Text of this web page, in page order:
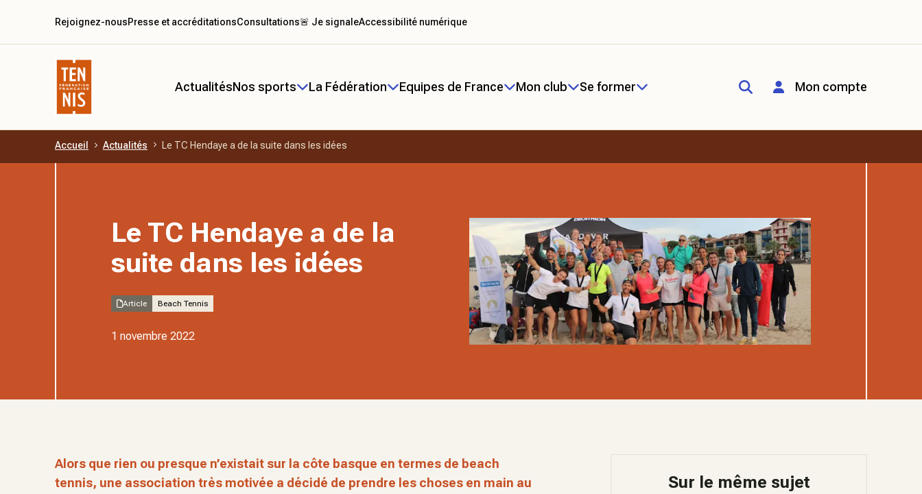
Aller au contenu principal
ActualitésNos sports La Fédération Equipes de France Mon club Se former Mon compte
Rejoignez-nousPresse et accréditationsConsultations🚨 Je signaleAccessibilité numérique
Accueil Actualités Le TC Hendaye a de la suite dans les idées
Le TC Hendaye a de la
suite dans les idées
Article Beach Tennis
1 novembre 2022
Alors que rien ou presque n’existait sur la côte basque en termes de beach
tennis, une association très motivée a décidé de prendre les choses en main au
Sur le même sujet